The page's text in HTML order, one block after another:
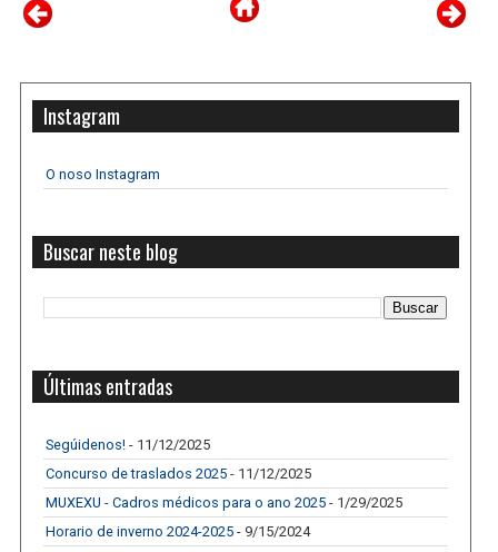
Instagram
O noso Instagram
Buscar neste blog
Últimas entradas
Segúidenos! - 11/12/2025
Concurso de traslados 2025 - 11/12/2025
MUXEXU - Cadros médicos para o ano 2025 - 1/29/2025
Horario de inverno 2024-2025 - 9/15/2024